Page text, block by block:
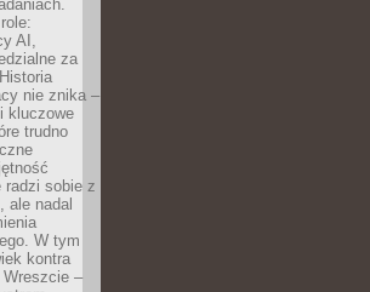
AI,
za
nie znika –
kluczowe
trudno
radzi sobie z
ale nadal
W tym
kontra
Wreszcie –